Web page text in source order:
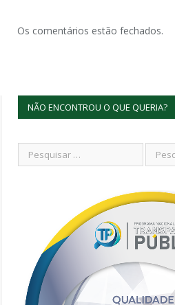
Os comentários estão fechados.
NÃO ENCONTROU O QUE QUERIA?